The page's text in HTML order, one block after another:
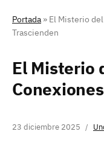
Portada » El Misterio
Trascienden
El Misterio
23 diciembre 2025